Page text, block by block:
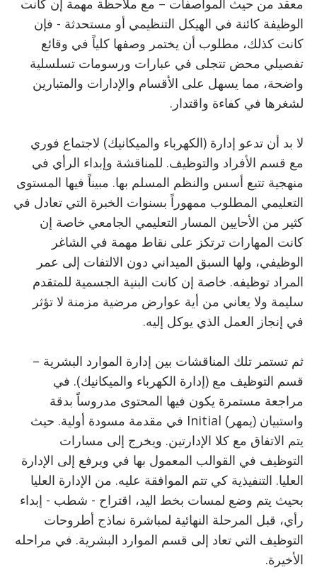
معقد من حيث المواصفات – مع ملاحظة مهمة إن كانت
الوظيفة كائنة في الهيكل التنظيمي أو مستحدثة - فإن
كانت كذلك، مطلوب أن يختمر وصفها كلياً في وقائع
تفصيلي محض تتجلى في عبارات ورسومات تسلسلية
واضحة، مما يسهل على الأقسام والإدارات والمتبارين
لشغرها في كفاءة واقتدار.
لا بد أن تدعو إدارة (الكهرباء والميكانيك) لاجتماع فوري
مع قسم الأفراد والتوظيف. للمناقشة وإبداء الرأي في
منهجية تتبع أسس والنظم المسلم بها. مبيناً فيها المستوى
التعليمي المطلوب ممهوراً بسنوات الخبرة التي تعادل في
كثير من الأحايين المسار التعليمي الجامعي خاصة إن
كانت المهارات ترتكز على نقاط مهمة في الشاغر
الوظيفي، ولها السبق الميداني دون الالتفات إلى عمر
المراد توظيفه. خاصة إن كانت البنية الجسمية للمتقدم
سليمة ولا يعاني من أية عوارض مرضية مزمنة لا تؤثر
في إنجاز العمل الذي يوكل إليه.
ثم تستمر تلك المناقشات بين إدارة الموارد البشرية –
قسم التوظيف مع (إدارة الكهرباء والميكانيك). في
مراجعة مستمرة يكون فيها المحتوى مدروساً بدقة
واستبيان (يمهر) Initial في مقدمة مسودة أولية. حيث
يتم الاتفاق مع كلا الإدارتين. ويخرج إلى مسارات
التوظيف في القوالب المعمول بها في ويرفع إلى الإدارة
العليا. التنفيذية كي تتم الموافقة عليه. من الإدارة العليا
بحيث يتم وضع لمسات بخط اليد، اقتراح - شطب - إبداء
رأي، قبل المرحلة النهائية لمباشرة نماذج أطروحات
التوظيف التي تعاد إلى قسم الموارد البشرية. في مراحله
الأخيرة.